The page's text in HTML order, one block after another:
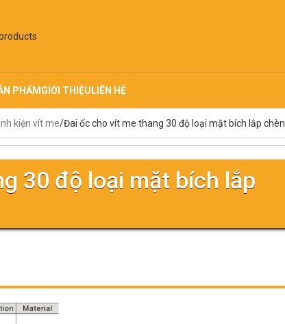
PHẨMGIỚI THIỆULIÊN HỆ
kiện vít me Đai ốc cho vít me thang 30 độ loại mặt bích lắp chèn
30 độ loại mặt bích lắp